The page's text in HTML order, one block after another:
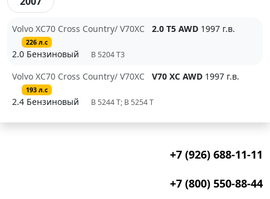
Volvo XC70 Cross Country/ V70XC 2.0 T5 AWD 1997 г.в.
226 л.с
2.0 Бензиновый B 5204 T3
Volvo XC70 Cross Country/ V70XC V70 XC AWD 1997 г.в.
193 л.с
2.4 Бензиновый B 5244 T; B 5254 T
+7 (926) 688-11-11
+7 (800) 550-88-44